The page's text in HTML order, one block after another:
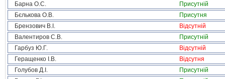
Барна О.С.
Присутній
Бєлькова О.В.
Присутня
Брензович В.І.
Відсутній
Валентиров С.В.
Присутній
Гарбуз Ю.Г.
Відсутній
Геращенко І.В.
Відсутня
Голубов Д.І.
Присутній